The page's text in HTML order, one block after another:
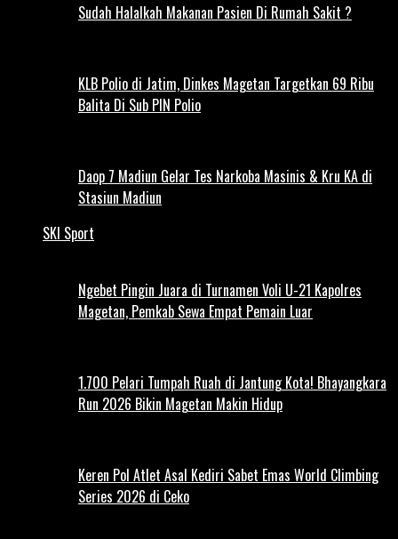
Sudah Halalkah Makanan Pasien Di Rumah Sakit ?
KLB Polio di Jatim, Dinkes Magetan Targetkan 69 Ribu
Balita Di Sub PIN Polio
Daop 7 Madiun Gelar Tes Narkoba Masinis & Kru KA di
Stasiun Madiun
SKI Sport
Ngebet Pingin Juara di Turnamen Voli U-21 Kapolres
Magetan, Pemkab Sewa Empat Pemain Luar
1.700 Pelari Tumpah Ruah di Jantung Kota! Bhayangkara
Run 2026 Bikin Magetan Makin Hidup
Keren Pol Atlet Asal Kediri Sabet Emas World Climbing
Series 2026 di Ceko